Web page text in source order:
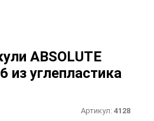
ABSOLUTE
из углепластика
Артикул: 4128